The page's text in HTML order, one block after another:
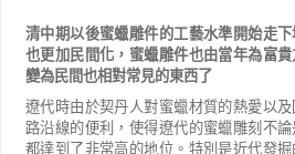
清中期以後蜜蠟雕件的工藝水準開始走
也更加民間化，蜜蠟雕件也由當年為富
變為民間也相對常見的東西了
遼代時由於契丹人對蜜蠟材質的熱愛以
路沿線的便利，使得遼代的蜜蠟雕刻不
都達到了非常高的地位。特別是近代發